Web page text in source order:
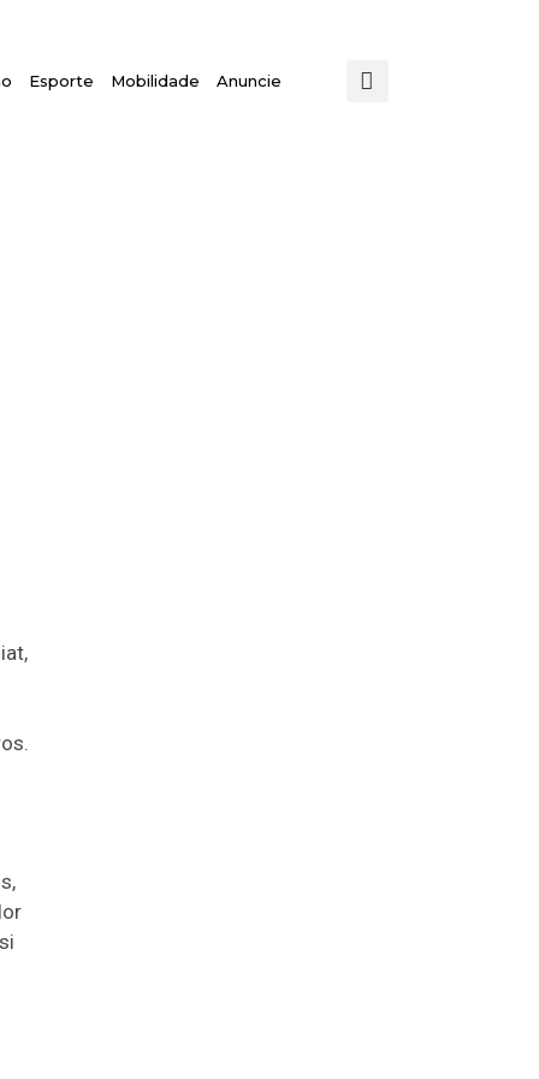
Esporte Mobilidade Anuncie